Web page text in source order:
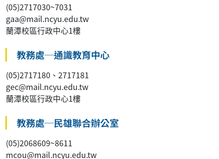
(05)2717030~7031
gaa@mail.ncyu.edu.tw
蘭潭校區行政中心1樓
教務處─通識教育中心
(05)2717180、2717181
gec@mail.ncyu.edu.tw
蘭潭校區行政中心1樓
教務處─民雄聯合辦公室
(05)2068609~8611
mcou@mail.ncyu.edu.tw